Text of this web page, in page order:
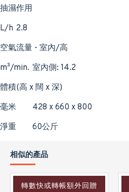
抽濕作用
L/h 2.8
空氣流量 - 室內/高
m³/min. 室內側: 14.2
體積(高 x 闊 x 深)
毫米
428 x 660 x 800
淨重
60公斤
相似的產品
轉數快或轉帳額外回贈